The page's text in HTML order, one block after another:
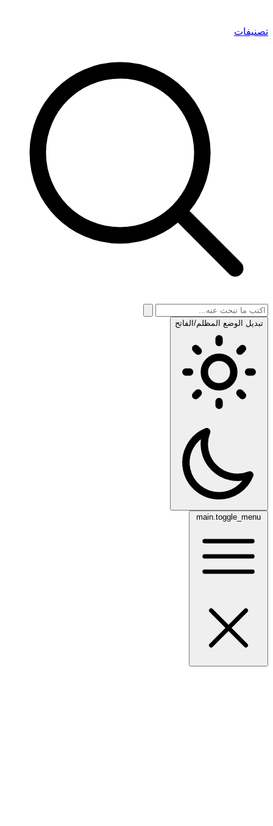
تصنيفات
تبديل الوضع المظلم/الفاتح
main.toggle_menu